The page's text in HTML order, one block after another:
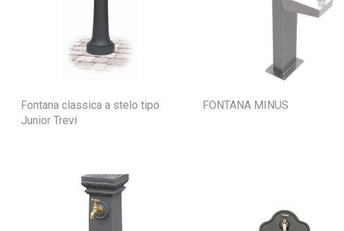
Fontana classica a stelo tipo
Junior Trevi
FONTANA MINUS